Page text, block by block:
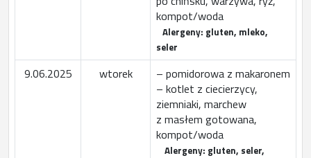
kompot/woda
Alergeny: gluten, mleko,
seler
9.06.2025 wtorek
– pomidorowa z makaronem
– kotlet z ciecierzycy,
ziemniaki, marchew
z masłem gotowana,
kompot/woda
Alergeny: gluten, seler,